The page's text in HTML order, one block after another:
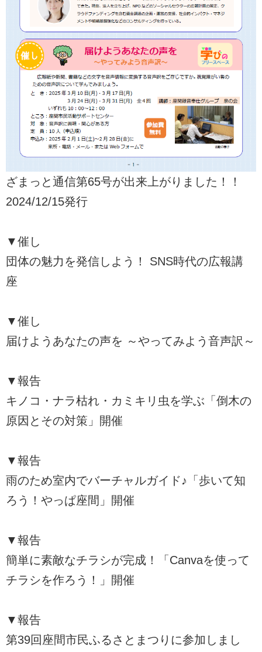
ざまっと通信第65号が出来上がりました！！
2024/12/15発行
▼催し
団体の魅力を発信しよう！ SNS時代の広報講
座
▼催し
届けようあなたの声を ～やってみよう音声訳～
▼報告
キノコ・ナラ枯れ・カミキリ虫を学ぶ「倒木の
原因とその対策」開催
▼報告
雨のため室内でバーチャルガイド♪「歩いて知
ろう！やっぱ座間」開催
▼報告
簡単に素敵なチラシが完成！「Canvaを使って
チラシを作ろう！」開催
▼報告
第39回座間市民ふるさとまつりに参加しまし